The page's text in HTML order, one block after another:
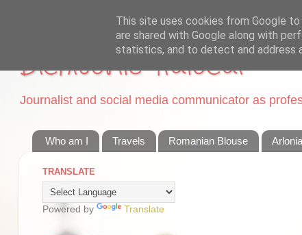
Dichisurile Ralucai
Journalist and social media communicator as
Who am I Travels Romanian Blouse
TRANSLATE
Powered by Translate
This site uses cookies from Google
are shared with Google along with
statistics, and to detect and address